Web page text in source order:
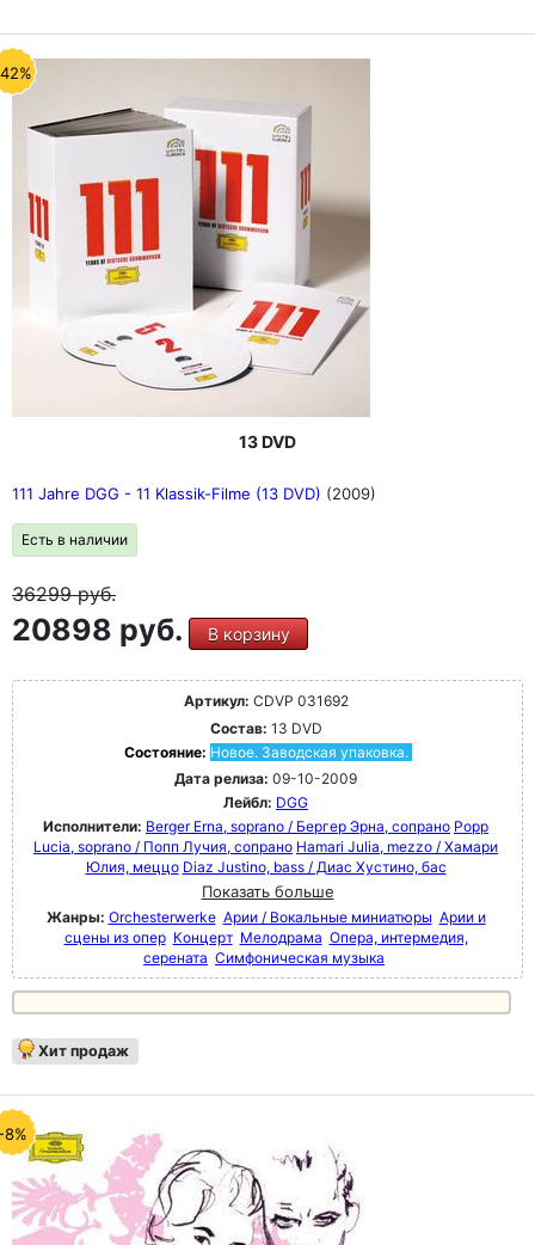
13 DVD
111 Jahre DGG - 11 Klassik-Filme (13 DVD) (2009)
Есть в наличии
36299руб.
20898 руб. В корзину
Артикул: CDVP 031692
Состав: 13 DVD
Состояние: Новое. Заводская упаковка.
Дата релиза: 09-10-2009
Лейбл: DGG
Исполнители: Berger Erna, soprano / Бергер Эрна, сопрано Popp
Lucia, soprano / Попп Лучия, сопрано Hamari Julia, mezzo / Хамари
Юлия, меццо Diaz Justino, bass / Диас Хустино, бас
Показать больше
Жанры: Orchesterwerke Арии / Вокальные миниатюры Арии и
сцены из опер Концерт Мелодрама Опера, интермедия,
серената Симфоническая музыка
Хит продаж
8%